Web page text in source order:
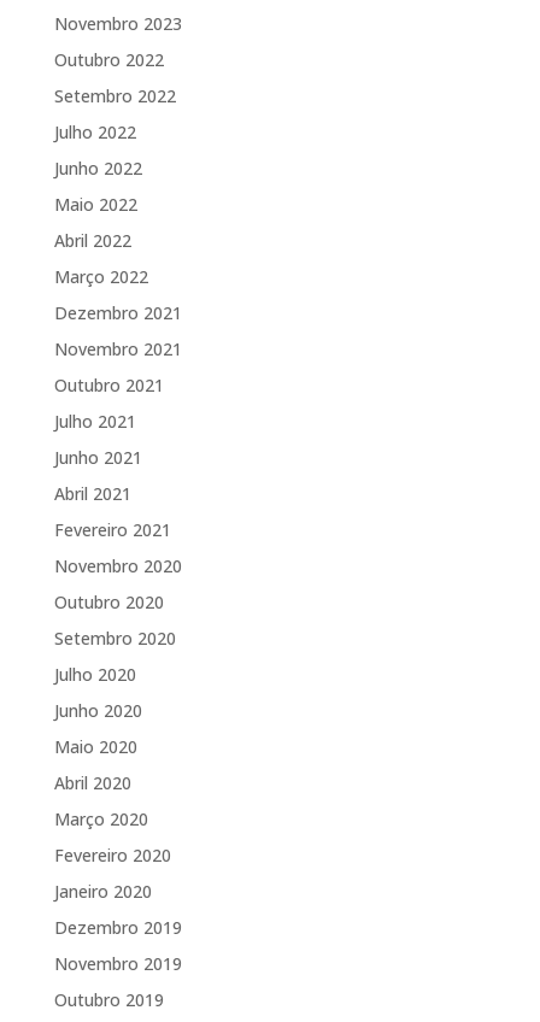
Novembro 2023
Outubro 2022
Setembro 2022
Julho 2022
Junho 2022
Maio 2022
Abril 2022
Março 2022
Dezembro 2021
Novembro 2021
Outubro 2021
Julho 2021
Junho 2021
Abril 2021
Fevereiro 2021
Novembro 2020
Outubro 2020
Setembro 2020
Julho 2020
Junho 2020
Maio 2020
Abril 2020
Março 2020
Fevereiro 2020
Janeiro 2020
Dezembro 2019
Novembro 2019
Outubro 2019